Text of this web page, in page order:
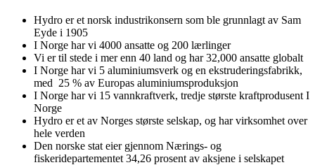
Hydro er et norsk industrikonsern som ble grunnlagt av Sam
Eyde i 1905
I Norge har vi 4000 ansatte og 200 lærlinger
Vi er til stede i mer enn 40 land og har 32,000 ansatte globalt
I Norge har vi 5 aluminiumsverk og en ekstruderingsfabrikk,
med 25 % av Europas aluminiumsproduksjon
I Norge har vi 15 vannkraftverk, tredje største kraftprodusent I
Norge
Hydro er et av Norges største selskap, og har virksomhet over
hele verden
Den norske stat eier gjennom Nærings- og
fiskeridepartementet 34,26 prosent av aksjene i selskapet